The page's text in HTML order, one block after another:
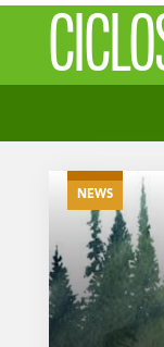
NEWS